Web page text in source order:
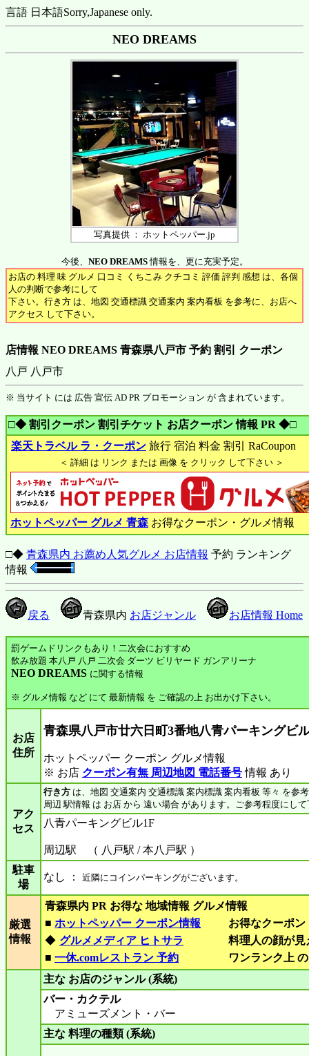
言語 日本語Sorry,Japanese only.
NEO DREAMS
写真提供 ： ホットペッパー.jp
今後、 NEO DREAMS情報を、更に充実予定。
お店の 料理 味 グルメ 口コミ くちこみ クチコミ 評価 評判 感想 は、各個
人の判断で参考にして
下さい。行き方 は、地図 交通標識 交通案内 案内看板 を参考に、お店へ
アクセス して下さい。
店情報 NEO DREAMS 青森県八戸市 予約 割引 クーポン
八戸 八戸市
※ 当サイト には 広告 宣伝 AD PR プロモーション が 含まれています。
□◆ 割引クーポン 割引チケット お店クーポン 情報 PR ◆□
楽天トラベル ラ・クーポン 旅行 宿泊 料金 割引 RaCoupon
＜ 詳細 は リンク または 画像 を クリック して下さい ＞
ホットペッパー グルメ 青森お得なクーポン・グルメ情報
□◆ 青森県内 お薦め人気グルメ お店情報 予約 ランキング
情報
戻る 青森県内 お店ジャンル お店情報 Home
罰ゲームドリンクもあり！二次会におすすめ
飲み放題 本八戸 八戸 二次会 ダーツ ビリヤード ガンアリーナ
NEO DREAMS に関する情報
※ グルメ情報 など にて 最新情報 を ご確認の上 お出かけ下さい。
お店
住所
青森県八戸市廿六日町3番地八青パーキングビ
ホットペッパー クーポン グルメ情報
※ お店 クーポン有無 周辺地図 電話番号情報 あり
アク
セス
行き方 は、地図 交通案内 交通標識 案内標識 案内看板 等々 を参
周辺 駅情報 は お店 から 遠い場合 があります。ご参考程度にし
八青パーキングビル1F
周辺駅 （ 八戸駅 / 本八戸駅 ）
駐車
場
なし ： 近隣にコインパーキングがございます。
厳選
情報
青森県内 PR お得な 地域情報 グルメ情報
■ ホットペッパー クーポン情報
お得なクーポ
◆ グルメメディア ヒトサラ
料理人の顔が
■ 一休.comレストラン 予約 ワンランク上
主な お店のジャンル (系統)
バー・カクテル
アミューズメント・バー
主な 料理の種類 (系統)